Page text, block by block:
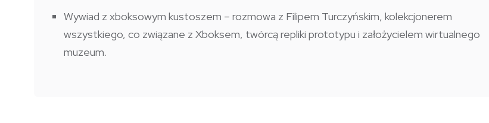
Wywiad z xboksowym kustoszem – rozmowa z Filipem Turczyńskim, kolekcjonerem
wszystkiego, co związane z Xboksem, twórcą repliki prototypu i założycielem wirtualnego
muzeum.